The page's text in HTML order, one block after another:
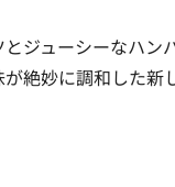
ジューシーなハン
絶妙に調和した新